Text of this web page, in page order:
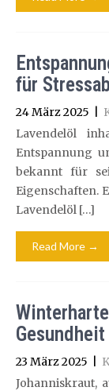
für
24 März 2025
Lavendelöl
Entspannung
bekannt für
Eigenschaften.
Lavendelöl […]
Read More →
23 März 2025
Johanniskraut,